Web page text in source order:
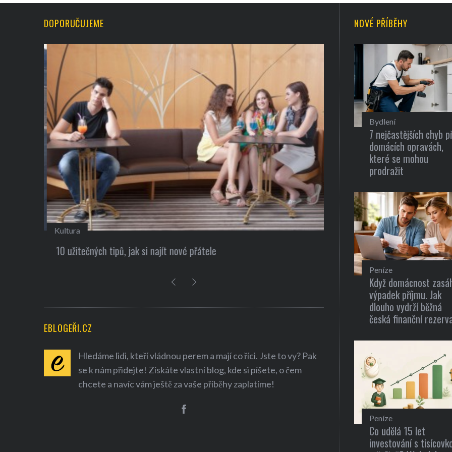
DOPORUČUJEME
Kultura
10 užitečných tipů, jak si najít nové přátele
Gastronomie
Recepty pro zdravou a rychlou
EBLOGEŘI.CZ
Hledáme lidi, kteří vládnou perem a mají co říci. Jste to vy? Pak
se k nám přidejte! Získáte vlastní blog, kde si píšete, o čem
chcete a navíc vám ještě za vaše příběhy zaplatíme!
NOVÉ PŘÍBĚHY
Bydlení
7 nejčastějších chyb
domácích opravách,
které se mohou
prodražit
Peníze
Když domácnost
výpadek příjmu. Jak
dlouho vydrží běžná
česká finanční
Peníze
Co udělá 15 let
investování s